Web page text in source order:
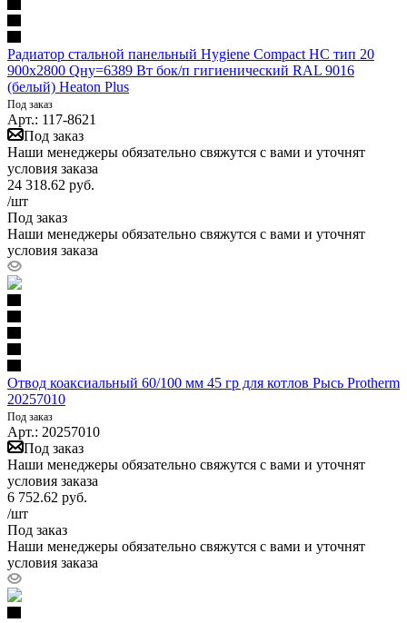
Радиатор стальной панельный Hygiene Compact HC тип 20
900х2800 Qну=6389 Вт бок/п гигиенический RAL 9016
(белый) Heaton Plus
Под заказ
Арт.: 117-8621
Под заказ
Наши менеджеры обязательно свяжутся с вами и уточнят
условия заказа
24 318.62 руб.
/шт
Под заказ
Наши менеджеры обязательно свяжутся с вами и уточнят
условия заказа
Отвод коаксиальный 60/100 мм 45 гр для котлов Рысь Protherm
20257010
Под заказ
Арт.: 20257010
Под заказ
Наши менеджеры обязательно свяжутся с вами и уточнят
условия заказа
6 752.62 руб.
/шт
Под заказ
Наши менеджеры обязательно свяжутся с вами и уточнят
условия заказа